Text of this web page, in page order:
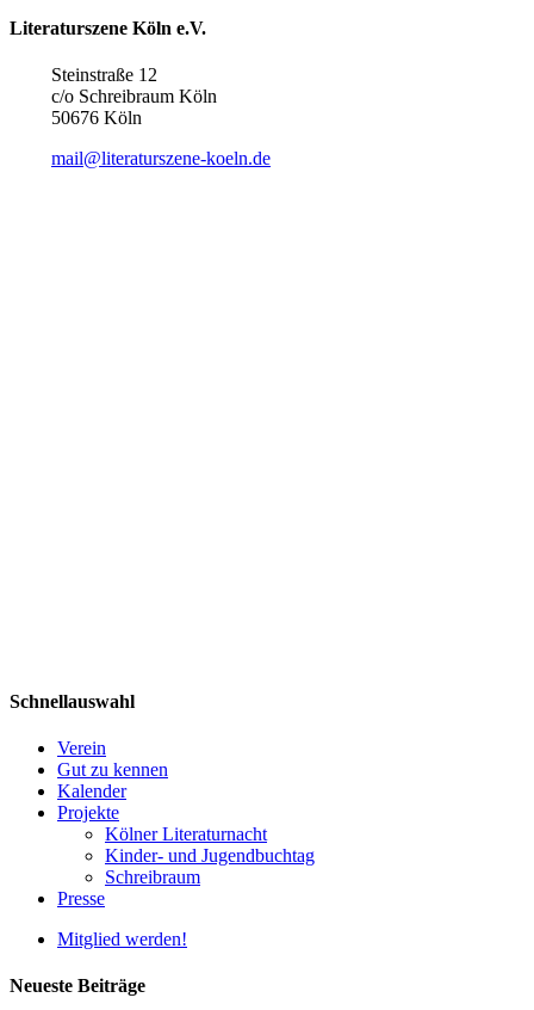
Literaturszene Köln e.V.
Steinstraße 12
c/o Schreibraum Köln
50676 Köln
mail@literaturszene-koeln.de
Schnellauswahl
Verein
Gut zu kennen
Kalender
Projekte
Kölner Literaturnacht
Kinder- und Jugendbuchtag
Schreibraum
Presse
Mitglied werden!
Neueste Beiträge